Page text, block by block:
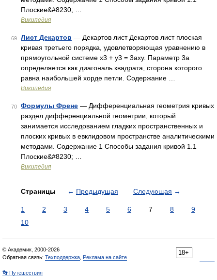
Плоские&#8230; …
Википедия
69 Лист Декартов — Декартов лист Декартов лист плоская
кривая третьего порядка, удовлетворяющая уравнению в
прямоугольной системе x3 + y3 = 3axy. Параметр 3a
определяется как диагональ квадрата, сторона которого
равна наибольшей хорде петли. Содержание …
Википедия
70 Формулы Френе — Дифференциальная геометрия кривых
раздел дифференциальной геометрии, который
занимается исследованием гладких пространственных и
плоских кривых в евклидовом пространстве аналитическими
методами. Содержание 1 Способы задания кривой 1.1
Плоские&#8230; …
Википедия
Страницы ← Предыдущая Следующая →
1 2 3 4 5 6 7 8
9
10
18+
© Академик, 2000-2026
Обратная связь: Техподдержка Реклама на сайте
👣 Путешествия